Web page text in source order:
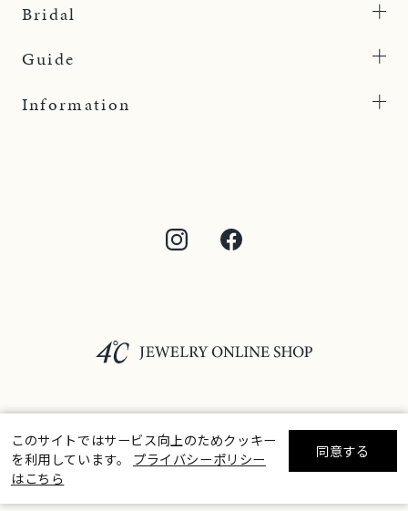
絞り込んで検索する
Bridal
Guide
Information
©F.D.C.PRODUCTS INC.
このサイトではサービス向上のためクッキー
を利用しています。 プライバシーポリシー
はこちら
同意する